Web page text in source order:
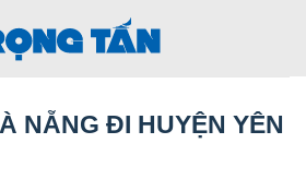
NẴNG ĐI HUYỆN YÊN